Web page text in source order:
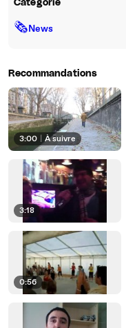
Catégorie
🗞News
Recommandations
3:00 À suivre
3:18
0:56